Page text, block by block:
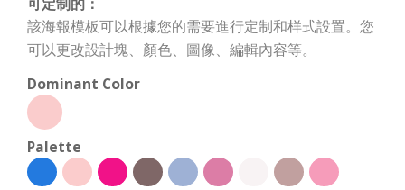
該海報模板可以根據您的需要進行定制和样式設置。您
可以更改設計塊、顏色、圖像、編輯內容等。
Dominant Color
Palette